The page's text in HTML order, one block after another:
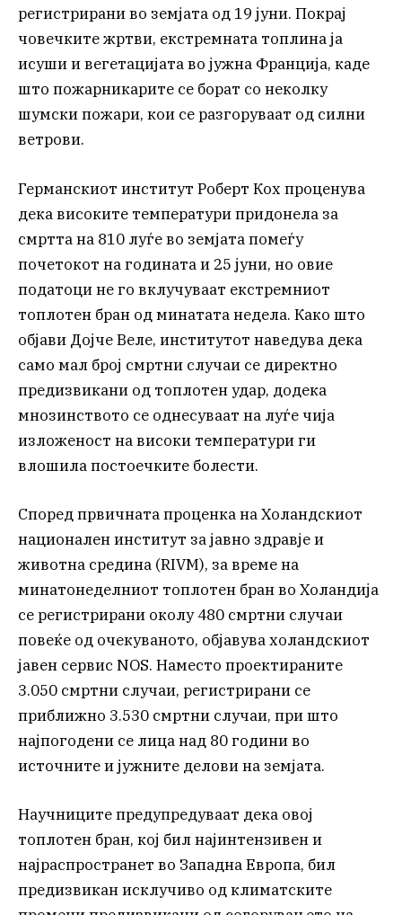
регистрирани во земјата од 19 јуни. Покрај
човечките жртви, екстремната топлина ја
исуши и вегетацијата во јужна Франција, каде
што пожарникарите се борат со неколку
шумски пожари, кои се разгоруваат од силни
ветрови.
Германскиот институт Роберт Кох проценува
дека високите температури придонела за
смртта на 810 луѓе во земјата помеѓу
почетокот на годината и 25 јуни, но овие
податоци не го вклучуваат екстремниот
топлотен бран од минатата недела. Како што
објави Дојче Веле, институтот наведува дека
само мал број смртни случаи се директно
предизвикани од топлотен удар, додека
мнозинството се однесуваат на луѓе чија
изложеност на високи температури ги
влошила постоечките болести.
Според првичната проценка на Холандскиот
национален институт за јавно здравје и
животна средина (RIVM), за време на
минатонеделниот топлотен бран во Холандија
се регистрирани околу 480 смртни случаи
повеќе од очекуваното, објавува холандскиот
јавен сервис NOS. Наместо проектираните
3.050 смртни случаи, регистрирани се
приближно 3.530 смртни случаи, при што
најпогодени се лица над 80 години во
источните и јужните делови на земјата.
Научниците предупредуваат дека овој
топлотен бран, кој бил најинтензивен и
најраспространет во Западна Европа, бил
предизвикан исклучиво од климатските